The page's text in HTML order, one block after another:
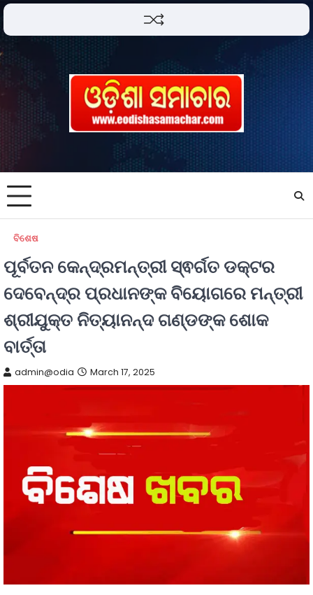
ବିଶେଷ
ପୂର୍ବତନ କେନ୍ଦ୍ରମନ୍ତ୍ରୀ ସ୍ଵର୍ଗତ ଡକ୍ଟର
ଦେବେନ୍ଦ୍ର ପ୍ରଧାନଙ୍କ ବିୟୋଗରେ ମନ୍ତ୍ରୀ
ଶ୍ରୀଯୁକ୍ତ ନିତ୍ୟାନନ୍ଦ ଗଣ୍ଡଙ୍କ ଶୋକ
ବାର୍ତ୍ତା
admin@odia March 17, 2025